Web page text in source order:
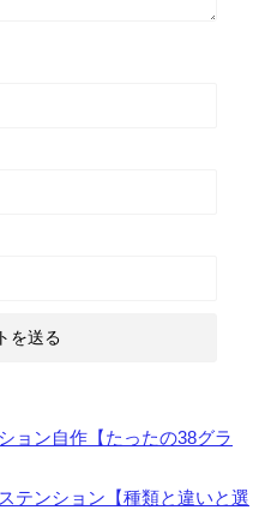
ョン自作【たったの38グラ
テンション【種類と違いと選